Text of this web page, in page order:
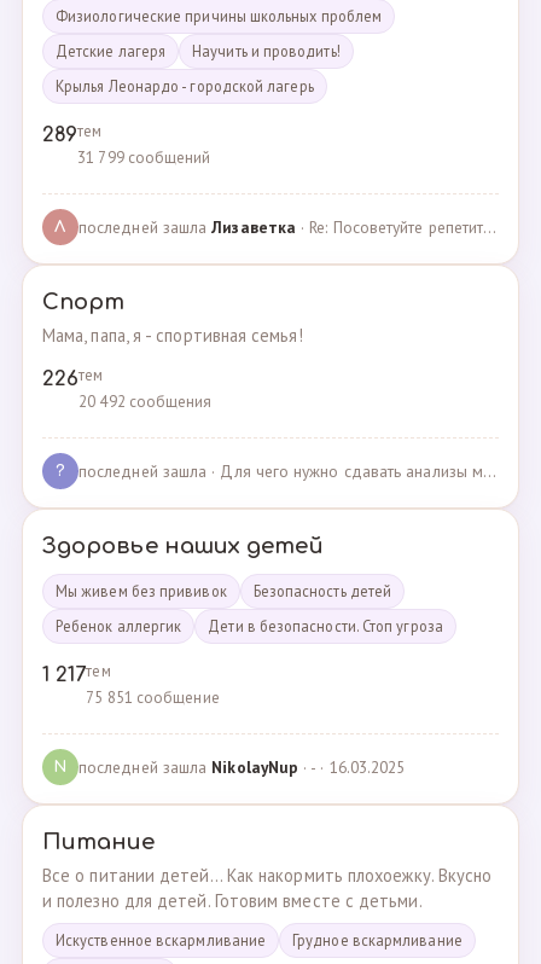
Физиологические причины школьных проблем
Детские лагеря
Научить и проводить!
Крылья Леонардо - городской лагерь
289тем
31 799 сообщений
Л последней зашлаЛизаветка · Re: Посоветуйте репетитора по английскому · 27.11.2024
Спорт
Мама, папа, я - спортивная семья!
226тем
20 492 сообщения
? последней зашла · Для чего нужно сдавать анализы мочи спортсменам? · 03.05.2025
Здоровье наших детей
Мы живем без прививок
Безопасность детей
Ребенок аллергик
Дети в безопасности. Стоп угроза
1 217тем
75 851 сообщение
N последней зашла NikolayNup · - · 16.03.2025
Питание
Все о питании детей... Как накормить плохоежку. Вкусно
и полезно для детей. Готовим вместе с детьми.
Искуственное вскармливание
Грудное вскармливание